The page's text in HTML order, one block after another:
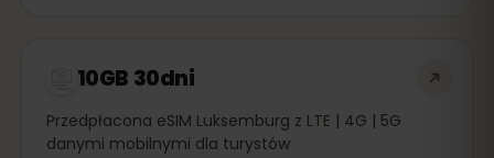
10GB 30dni
Przedpłacona eSIM Luksemburg z LTE | 4G | 5G
danymi mobilnymi dla turystów